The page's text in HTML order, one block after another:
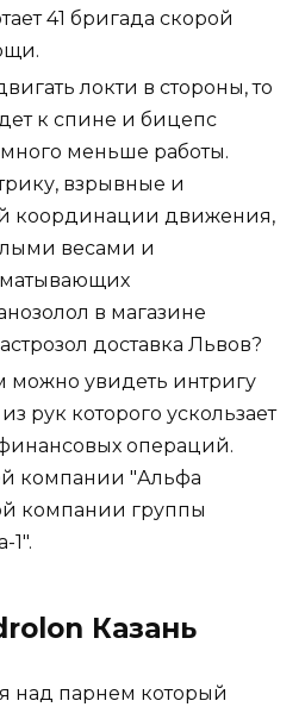
41 бригада скорой
локти в стороны, то
к спине и бицепс
меньше работы.
взрывные и
координации движения,
весами и
в магазине
доставка Львов?
можно увидеть интригу
рук которого ускользает
операций.
компании "Альфа
компании группы
1".
Казань
над парнем который